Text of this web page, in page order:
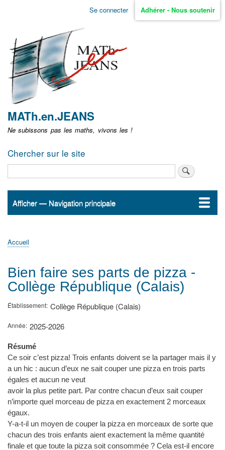
Aller
non
identifié
Se connecter Adhérer - Nous soutenir
MATh.en.JEANS
Ne subissons pas les maths, vivons les !
Chercher sur le site
Navigation
Afficher — Navigation principale
Accueil
ActualitésMATh.en.JEANS ?
Régions et Ateliers
Créer, gérer un atelier
Sujets/Publications
Congrès
d'Ariane
Accueil
Bien faire ses parts de pizza -
Collège République (Calais)
Établissement Collège République (Calais)
Année 2025-2026
Résumé
Ce soir c’est pizza! Trois enfants doivent se la partager mais il y
a un hic : aucun d’eux ne sait couper une pizza en trois parts
égales et aucun ne veut
avoir la plus petite part. Par contre chacun d’eux sait couper
n’importe quel morceau de pizza en exactement 2 morceaux
égaux.
Y-a-t-il un moyen de couper la pizza en morceaux de sorte que
chacun des trois enfants aient exactement la même quantité
finale et que toute la pizza soit consommée ? Cela est-il encore